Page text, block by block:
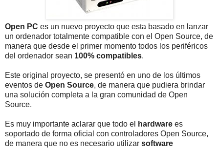
Open PC es un nuevo proyecto que esta basado en lanzar
un ordenador totalmente compatible con el Open Source, de
manera que desde el primer momento todos los periféricos
del ordenador sean 100% compatibles.
Este original proyecto, se presentó en uno de los últimos
eventos de Open Source, de manera que pudiera brindar
una solución completa a la gran comunidad de Open
Source.
Es muy importante aclarar que todo el hardware es
soportado de forma oficial con controladores Open Source,
de manera que no es necesario utilizar software